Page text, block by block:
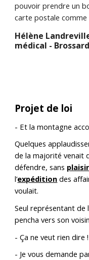
pouvoir prendre un
carte postale
Hélène
médical -
Projet de loi
- Et la montagne
Quelques
de la majorité venait
défendre, sans plaisir
l’expédition des
voulait.
Seul représentant de
pencha vers son
- Ça ne veut rien dire !
- Je vous demande